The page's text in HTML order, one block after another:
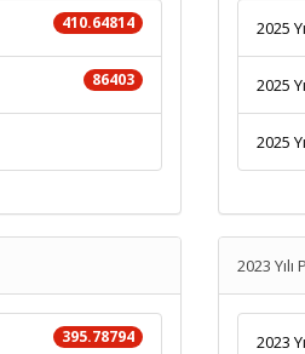
410.64814
86403
2025
2025
2025
395.78794
2023 Yılı
2023